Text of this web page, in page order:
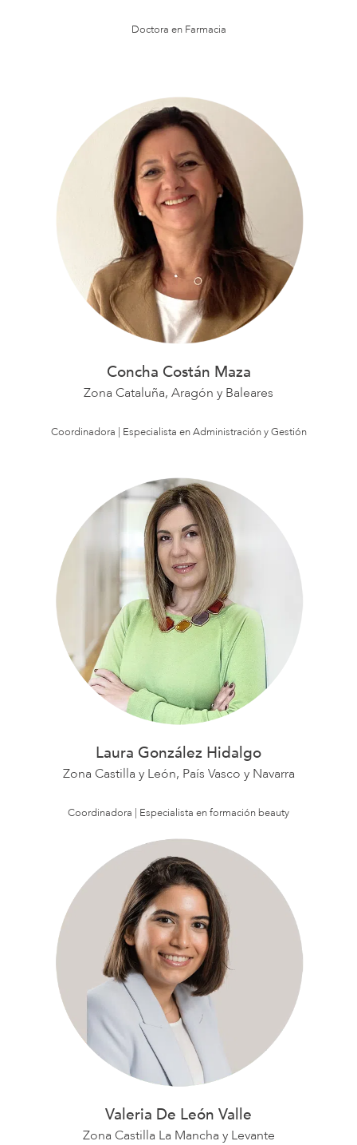
Doctora en Farmacia
Concha Costán Maza
Zona Cataluña, Aragón y Baleares
Coordinadora | Especialista en Administración y Gestión
Laura González Hidalgo
Zona Castilla y León, País Vasco y Navarra
Coordinadora | Especialista enformación beauty
Valeria De León Valle
Zona Castilla La Mancha y Levante